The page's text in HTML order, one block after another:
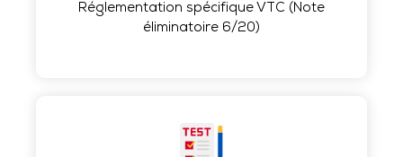
Réglementation spécifique VTC (Note
éliminatoire 6/20)